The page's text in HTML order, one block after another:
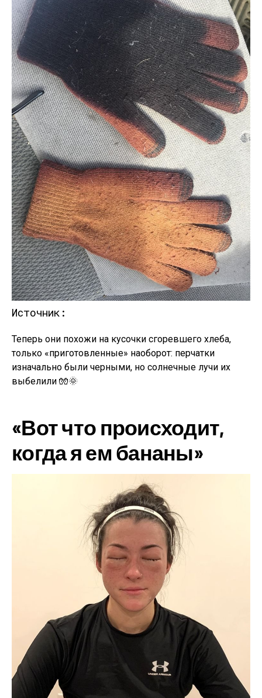
Источник:
Теперь они похожи на кусочки сгоревшего хлеба,
только «приготовленные» наоборот: перчатки
изначально были черными, но солнечные лучи их
выбелили 🧤🌞
«Вот что происходит,
когда я ем бананы»